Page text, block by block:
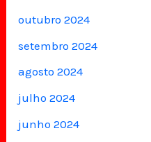
outubro 2024
setembro 2024
agosto 2024
julho 2024
junho 2024